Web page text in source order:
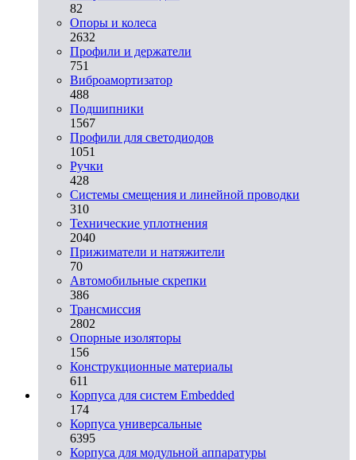
82
Опоры и колеса
2632
Профили и держатели
751
Виброамортизатор
488
Подшипники
1567
Профили для светодиодов
1051
Ручки
428
Системы смещения и линейной проводки
310
Технические уплотнения
2040
Прижиматели и натяжители
70
Автомобильные скрепки
386
Трансмиссия
2802
Опорные изоляторы
156
Конструкционные материалы
611
Корпуса для систем Embedded
174
Корпуса универсальные
6395
Корпуса для модульной аппаратуры